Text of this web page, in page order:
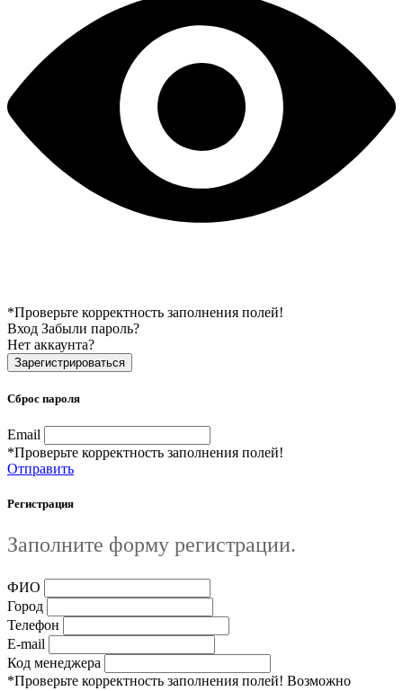
*Проверьте корректность заполнения полей!
Вход Забыли пароль?
Нет аккаунта?
Зарегистрироваться
Сброс пароля
Email
*Проверьте корректность заполнения полей!
Отправить
Регистрация
Заполните форму регистрации.
ФИО
Город
Телефон
E-mail
Код менеджера
*Проверьте корректность заполнения полей! Возможно